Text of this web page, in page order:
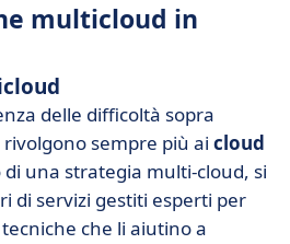
multicloud in
delle difficoltà sopra
sempre più ai cloud
una strategia multi-cloud, si
di servizi gestiti esperti per
che li aiutino a